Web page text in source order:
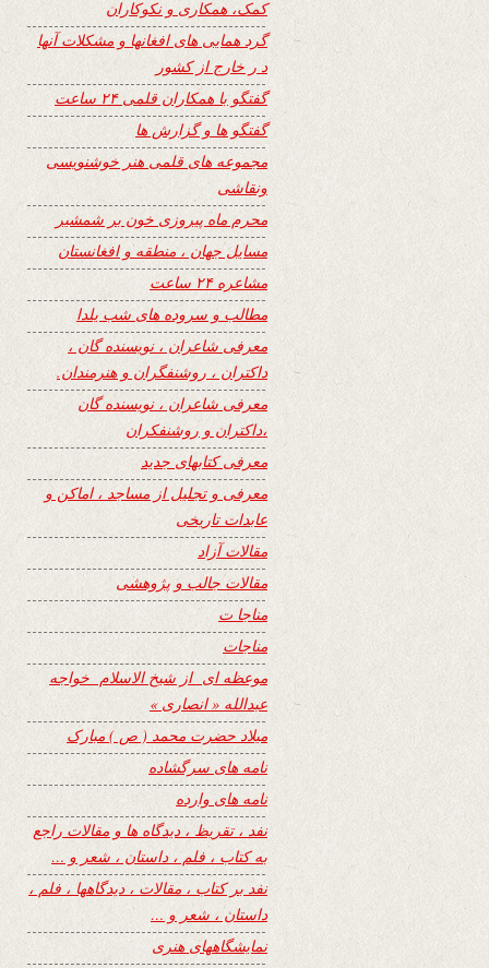
کمک، همکاری و نکوکاران
گرد همایی های افغانها و مشکلات آنها
د ر خارج از کشور
گفتگو با همکاران قلمی ۲۴ ساعت
گفتگو ها و گزارش ها
مجموعه های قلمی هنر خوشنویسی
ونقاشی
محرم ماه پیروزی خون بر شمشیر
مسایل جهان ، منطقه و افغانستان
مشاعره ۲۴ ساعت
مطالب و سروده های شب یلدا
معرفی شاعران ، نویسنده گان ،
داکتران ، روشنفگران و هنرمندان.
معرفی شاعران ، نویسنده گان
،داکتران و روشنفکران
معرفی کتابهای جدید
معرفی و تجلیل از مساجد ، اماکن و
عابدات تاریخی
مقالات آزاد
مقالات جالب و پژوهشی
مناجا ت
مناجات
موعظه ای از شیخ الاسلام خواجه
عبدالله « انصاری »
میلاد حضرت محمد ( ص ) مبارک
نامه های سرگشاده
نامه های وارده
نفد ، تقریظ ، دیدگاه ها و مقالات راجع
به کتاب ، فلم ، داستان ، شعر و …
نفد بر کتاب ، مقالات ، دیدگاهها ، فلم ،
داستان ، شعر و …
نمایشگاههای هنری